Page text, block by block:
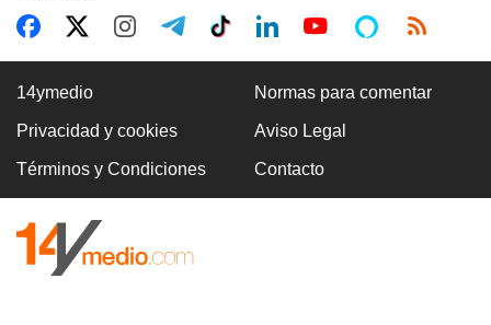
14ymedio Normas para comentar
Privacidad y cookies Aviso Legal
Términos y Condiciones Contacto